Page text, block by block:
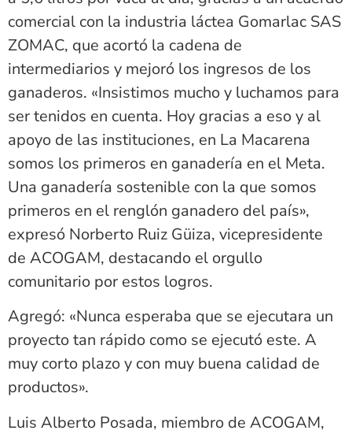
comercial con la industria láctea Gomarlac SAS
ZOMAC, que acortó la cadena de
intermediarios y mejoró los ingresos de los
ganaderos. «Insistimos mucho y luchamos para
ser tenidos en cuenta. Hoy gracias a eso y al
apoyo de las instituciones, en La Macarena
somos los primeros en ganadería en el Meta.
Una ganadería sostenible con la que somos
primeros en el renglón ganadero del país»,
expresó Norberto Ruiz Güiza, vicepresidente
de ACOGAM, destacando el orgullo
comunitario por estos logros.
Agregó: «Nunca esperaba que se ejecutara un
proyecto tan rápido como se ejecutó este. A
muy corto plazo y con muy buena calidad de
productos».
Luis Alberto Posada, miembro de ACOGAM,